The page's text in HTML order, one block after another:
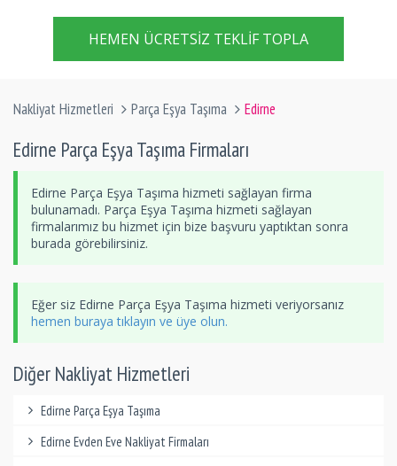
HEMEN ÜCRETSIZ TEKLIF TOPLA
Nakliyat Hizmetleri Parça Eşya Taşıma Edirne
Edirne Parça Eşya Taşıma Firmaları
Edirne Parça Eşya Taşıma hizmeti sağlayan firma
bulunamadı. Parça Eşya Taşıma hizmeti sağlayan
firmalarımız bu hizmet için bize başvuru yaptıktan sonra
burada görebilirsiniz.
Eğer siz Edirne Parça Eşya Taşıma hizmeti veriyorsanız
hemen buraya tıklayın ve üye olun.
Diğer Nakliyat Hizmetleri
Edirne Parça Eşya Taşıma
Edirne Evden Eve Nakliyat Firmaları